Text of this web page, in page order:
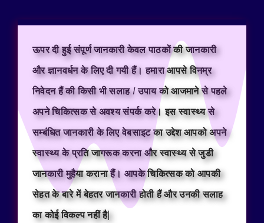
ऊपर दी हुई संपूर्ण जानकारी केवल पाठकों की जानकारी
और ज्ञानवर्धन के लिए दी गयी हैं। हमारा आपसे विनम्र
निवेदन हैं की किसी भी सलाह / उपाय को आजमाने से पहले
अपने चिकित्सक से अवश्य संपर्क करे। इस स्वास्थ्य से
सम्बंधित जानकारी के लिए वेबसाइट का उद्देश आपको अपने
स्वास्थ्य के प्रति जागरूक करना और स्वास्थ्य से जुडी
जानकारी मुहैया कराना हैं। आपके चिकित्सक को आपकी
सेहत के बारे में बेहतर जानकारी होती हैं और उनकी सलाह
का कोई विकल्प नहीं है|